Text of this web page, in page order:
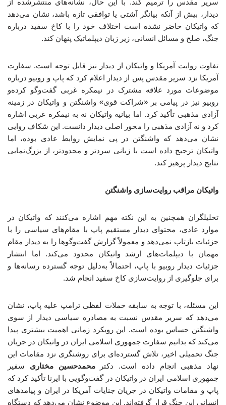
دیدار، بیش از آنکه بیانگر آشتی یا توافقی تازه باشد، نشان می‌دهد
که واتیکان حاضر نشده است اختلاف خود را با کاخ سفید درباره
جنگ، صلح و مسائل انسانی، زیر زبان دیپلماتیک پنهان کند.
تفاوت روایت آمریکا و واتیکان از دیدار نیز قابل توجه است. سفارت
آمریکا نزد سریر مقدس پس از دیدار اعلام کرد که پاپ و روبیو درباره
موضوعات مورد علاقه مشترک در نیمکره غربی گفت‌وگو کرده‌و
روبیو نیز در پیامی بر «شراکت قوی» واشنگتن و واتیکان در زمینه
آزادی مذهبی تأکید کرد. اما بیانیه واتیکان نه به نیمکره غربی اشاره
کرد و نه آزادی مذهبی را محور اصلی دیدار دانست. این شکاف روایی
نشان می‌دهد که واشنگتن در پی نمایش روابط عادی بوده، اما
واتیکان ترجیح داده است با زبانی سردتر و محدودتر، از بزرگ‌نمایی
نتایج دیدار پرهیز کند.
واتیکان مراقب روایت‌سازی واشنگتن
تحلیلگران همچنین به این نکته مهم اشاره می‌کنند که واتیکان در
موارد عادی، محتوای دیدار مستقیم پاپ با مقام‌های سیاسی را با
جزئیات بازتاب نمی‌دهد و معمولاً گزارش گفت‌وگوها را به دیدار مقام
مهمان با دیپلمات‌های ارشد واتیکان محدود می‌کند. اما انتشار
جزئیات دیدار روبیو با پاپ، احتمالاً به‌دلیل توجه گسترده رسانه‌ها و
برای جلوگیری از روایت‌سازی کاخ سفید انجام شد.
این مسئله، با توجه به سابقه حملات لفظی ترامپ علیه پاپ، نشان
می‌دهد که سریر مقدس نسبت به مصادره سیاسی دیدار از سوی
واشنگتن حساس بوده است. این رویکرد زمانی اهمیت بیشتری پیدا
می‌کند که بدانیم سفارت جمهوری اسلامی ایران در واتیکان در جریان
جنگ تحمیلی اخیر، تلاش گسترده‌ای برای روشنگری نزد مقامات این
نهاد مذهبی انجام داده است. دکترمحمدحسین مختاری سفیر
جمهوری اسلامی ایران در واتیکان در گفت‌وگویی با ایرنا تأکید کرد که
پاپ و مقامات واتیکان در جریان جنایات آمریکا در ایران و پیامدهای
انسانی این جنگ قرار گرفته‌اند. این موضوع نشان می‌دهد که دستگاه